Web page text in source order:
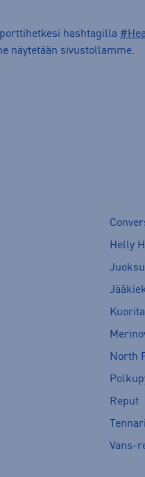
hashtagilla
näytetään sivustollamme.
Helly
North
Reput
Vans-